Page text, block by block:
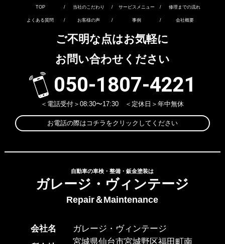
TOP / 当社のこだわり / サービスメニュー / 修理までの流れ
よくある質問 / お客様の声 / 事例 / 会社概要
ご不明な点はお気軽に
お問い合わせください
050-1807-4221
＜電話受付＞08:30〜17:30 ＜定休日＞年中無休
お電話の際はコチラをクリックしてください
自動車の車検・整備・鈑金塗装は
ガレージ・ヴィンテージ
Repair＆Maintenance
会社名
ガレージ・ヴィンテージ
宮城県仙台市宮城野区福田町南